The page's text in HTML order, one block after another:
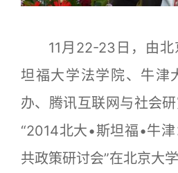
11月22-23日，由
坦福大学法学院、牛津
办、腾讯互联网与社会
“2014北大•斯坦福•牛
共政策研讨会”在北京大